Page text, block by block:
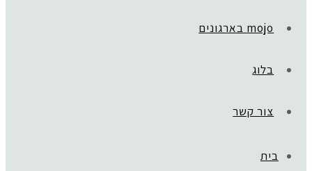
mojo בארגונים
בלוג
צור קשר
בית